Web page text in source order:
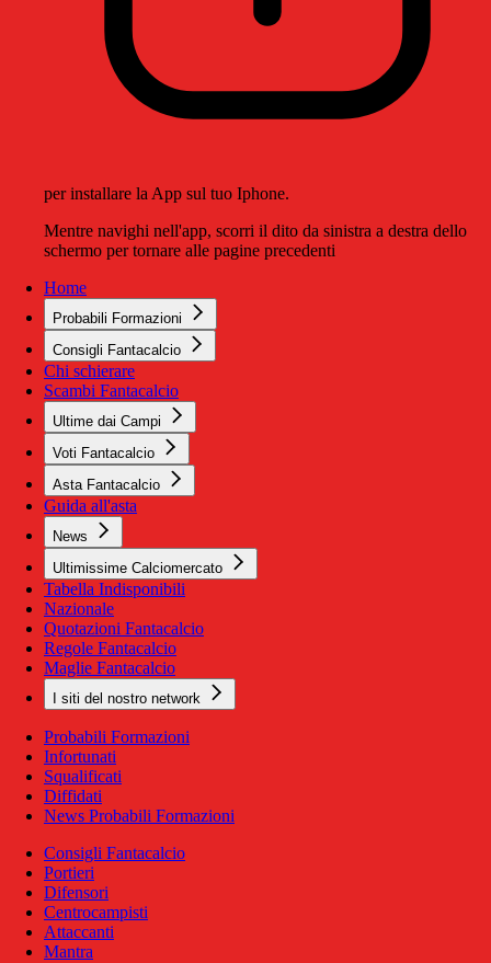
per installare la App sul tuo Iphone.
Mentre navighi nell'app, scorri il dito da sinistra a destra dello
schermo per tornare alle pagine precedenti
Home
Probabili Formazioni
Consigli Fantacalcio
Chi schierare
Scambi Fantacalcio
Ultime dai Campi
Voti Fantacalcio
Asta Fantacalcio
Guida all'asta
News
Ultimissime Calciomercato
Tabella Indisponibili
Nazionale
Quotazioni Fantacalcio
Regole Fantacalcio
Maglie Fantacalcio
I siti del nostro network
Probabili Formazioni
Infortunati
Squalificati
Diffidati
News Probabili Formazioni
Consigli Fantacalcio
Portieri
Difensori
Centrocampisti
Attaccanti
Mantra